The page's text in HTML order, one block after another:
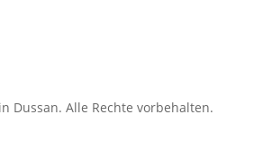
Dussan. Alle Rechte vorbehalten.